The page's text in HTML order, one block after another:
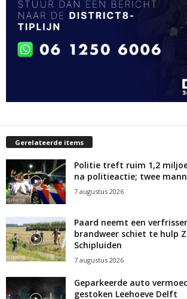
Gerelateerde items
Politie treft ruim 1,2
na politieactie; twee
7 augustus 2026
Paard neemt een
brandweer schiet te hulp
Schipluiden
7 augustus 2026
Geparkeerde auto
gestoken Leehoeve Delft